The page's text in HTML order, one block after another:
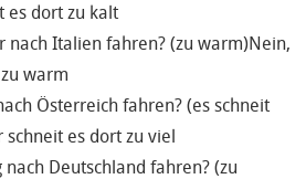
es dort zu kalt
nach Italien fahren? (zu warm)Nein,
warm
Österreich fahren? (es schneit
es dort zu viel
Deutschland fahren? (zu